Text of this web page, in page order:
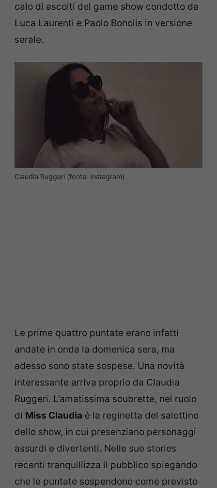
calo di ascolti del game show condotto da
Luca Laurenti e Paolo Bonolis in versione
serale.
Claudia Ruggeri (fonte: Instagram)
Le prime quattro puntate erano infatti
andate in onda la domenica sera, ma
adesso sono state sospese. Una novità
interessante arriva proprio da Claudia
Ruggeri. L’amatissima soubrette, nel ruolo
di Miss Claudia è la reginetta del salottino
dello show, in cui presenziano personaggi
assurdi e divertenti. Nelle sue stories
recenti tranquillizza il pubblico spiegando
che le puntate sospendono come previsto